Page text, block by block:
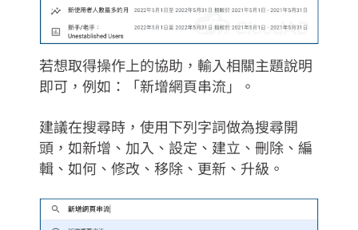
若想取得操作上的協助，輸入相關主題說明
即可，例如：「新增網頁串流」
。
建議在搜尋時，使用下列字詞做為搜尋開
頭，如新增、加入、設定、建立、刪除、編
輯、如何、修改、移除、更新、升級。